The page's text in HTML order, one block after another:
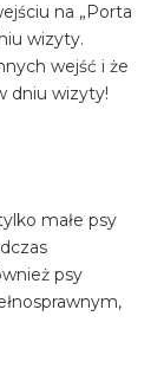
na „Porta
wizyty.
wejść i że
dniu wizyty!
małe psy
psy